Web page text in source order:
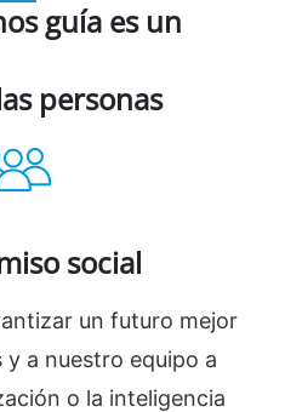
guía es un
personas
social
un futuro mejor
a nuestro equipo a
o la inteligencia